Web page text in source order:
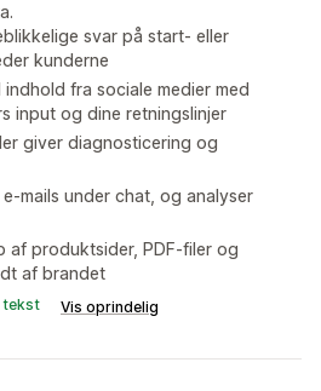
svar på start- eller
kunderne
fra sociale medier med
input og dine retningslinjer
giver diagnosticering og
mails under chat, og analyser
produktsider, PDF-filer og
af brandet
tekst Vis oprindelig